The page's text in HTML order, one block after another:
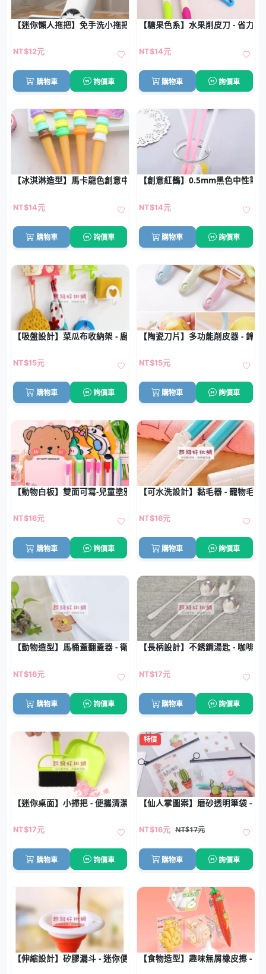
【迷你懶人拖把】免手洗小拖把-桌面車用清潔
NT$12元
購物車 詢價車
【糖果色系】水果削皮刀 - 省力削
NT$14元
購物車 詢價車
【冰淇淋造型】馬卡龍色創意中性筆 - 可愛造型圓珠筆
NT$14元
購物車 詢價車
【創意紅鶴】0.5mm黑色中性筆
NT$14元
購物車 詢價車
【吸盤設計】菜瓜布收納架 - 廚房水槽收納器
NT$15元
購物車 詢價車
【陶瓷刀片】多功能削皮器 - 鋒
NT$15元
購物車 詢價車
【動物白板】雙面可寫-兒童塗鴉學習留言板
NT$16元
購物車 詢價車
【可水洗設計】黏毛器 - 寵物毛髮
NT$16元
購物車 詢價車
【動物造型】馬桶蓋翻蓋器 - 衛生防髒手小物
NT$16元
購物車 詢價車
【長柄設計】不銹鋼湯匙 - 咖啡攪
NT$17元
購物車 詢價車
【迷你桌面】小掃把 - 便攜清潔灰塵碎屑小工具
NT$17元
購物車 詢價車
特價
【仙人掌圖案】磨砂透明筆袋 -
NT$16元 NT$17元
購物車 詢價車
【伸縮設計】矽膠漏斗 - 迷你便攜廚房工具【食物造型】趣味無屑橡皮擦 -